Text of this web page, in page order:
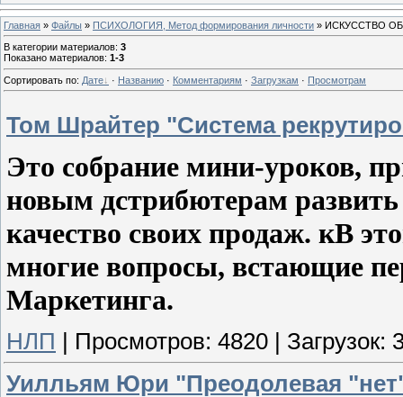
Главная » Файлы » ПСИХОЛОГИЯ, Метод формирования личности » ИСКУССТВО
В категории материалов: 3
Показано материалов: 1-3
Сортировать по: Дате · Названию · Комментариям · Загрузкам · Просмотрам
Том Шрайтер "Система
Это собрание мини-уроков,
новым дстрибютерам
качество своих продаж. кВ
многие вопросы, встающие
Маркетинга.
НЛП | Просмотров: 4820 | Загрузок:
Уилльям Юри "Преодолевая